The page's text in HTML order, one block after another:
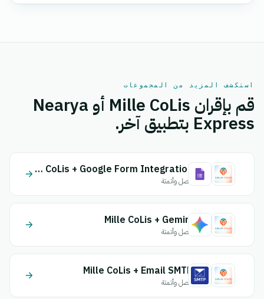
استكشف المزيد من المجموعات
قم بإقران Mille CoLis أو Nearya
Express بتطبيق آخر.
Mille CoLis + Google Form Integration
اتصل وأتمتة
Mille CoLis + Gemini
اتصل وأتمتة
Mille CoLis + Email SMTP
اتصل وأتمتة